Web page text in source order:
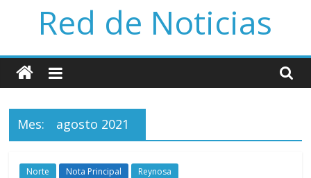
Red de Noticias
Mes: agosto 2021
Norte Nota Principal Reynosa